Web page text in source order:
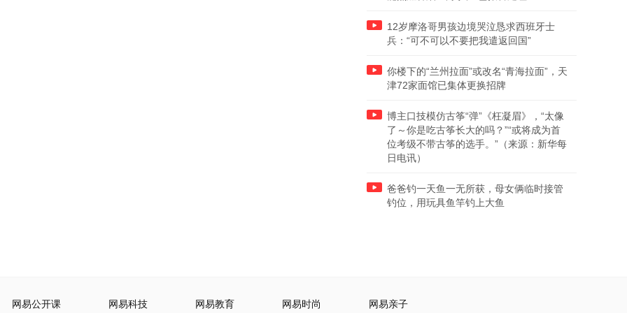
12岁摩洛哥男孩边境哭泣恳求西班牙士
兵：“可不可以不要把我遣返回国”
你楼下的“兰州拉面”或改名“青海拉面”，天
津72家面馆已集体更换招牌
博主口技模仿古筝“弹”《枉凝眉》，“太像
了～你是吃古筝长大的吗？”“或将成为首
位考级不带古筝的选手。”（来源：新华每
日电讯）
爸爸钓一天鱼一无所获，母女俩临时接管
钓位，用玩具鱼竿钓上大鱼
网易公开课 网易科技 网易教育 网易时尚 网易亲子